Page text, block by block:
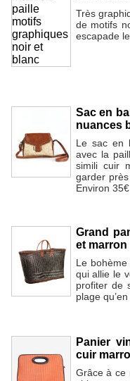
Très
de motifs
escapade
Sac en
nuances
Le sac en
avec la
simili cuir
garder
Environ 35€
Grand
et marron
Le
qui allie le
profiter de
plage
Panier
cuir
Grâce à ce